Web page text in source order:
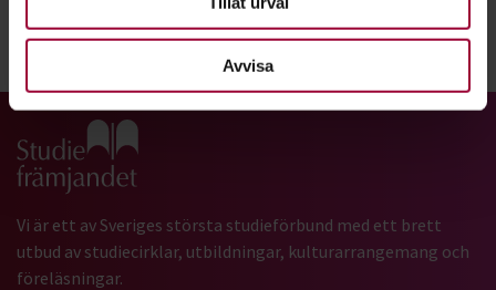
AvvisaLinkedIn
Gå till studiefrämjandets startsida
Vi är ett av Sveriges största studieförbund med ett brett
utbud av studiecirklar, utbildningar, kulturarrangemang och
föreläsningar.